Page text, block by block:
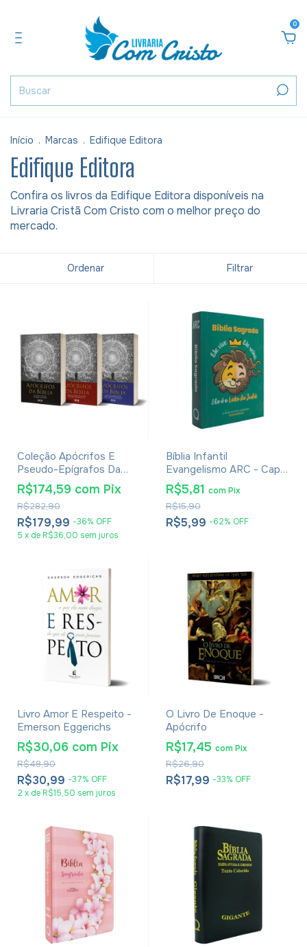
0
Início . Marcas . Edifique Editora
Edifique Editora
Confira os livros da Edifique Editora disponíveis na
Livraria Cristã Com Cristo com o melhor preço do
mercado.
Ordenar Filtrar
Coleção Apócrifos E
Pseudo-Epígrafos Da
Bíblia
R$179,99 -36% OFF
R$282,90
R$174,59 com Pix
5 x de R$36,00 sem juros
Bíblia Infantil
Evangelismo ARC - Capa
Leão de Judá
R$5,99 -62% OFF
R$15,90
R$5,81 com Pix
Livro Amor E Respeito -
Emerson Eggerichs
R$30,99 -37% OFF
R$48,90
R$30,06 com Pix
2 x de R$15,50 sem juros
O Livro De Enoque -
Apócrifo
R$17,99 -33% OFF
R$26,90
R$17,45 com Pix